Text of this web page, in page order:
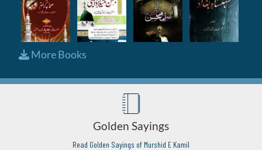
More Books
Golden Sayings
Read Golden Sayings of Murshid E Kamil